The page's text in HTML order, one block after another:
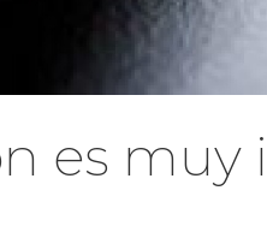
es